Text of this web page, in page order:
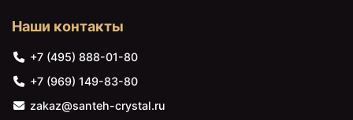
Наши контакты
+7 (495) 888-01-80
+7 (969) 149-83-80
zakaz@santeh-crystal.ru